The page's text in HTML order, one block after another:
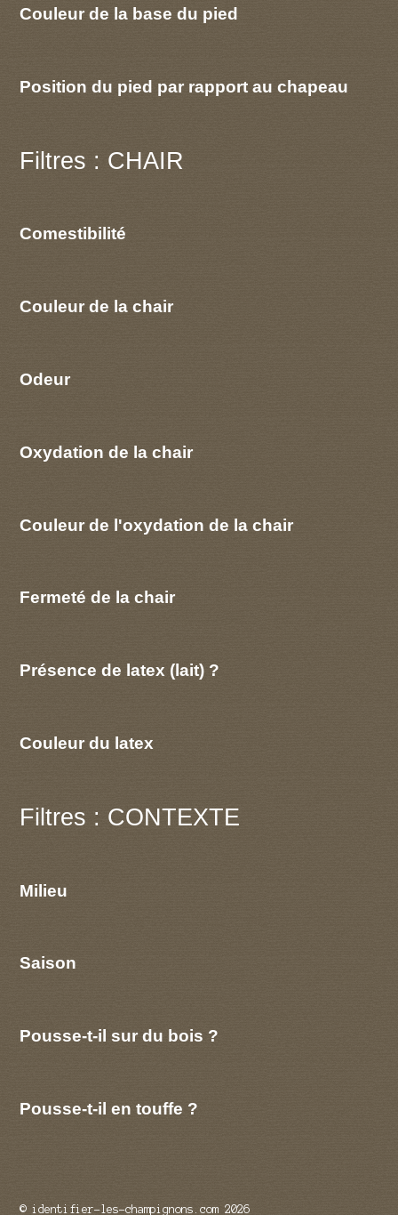
Couleur de la base du pied
Position du pied par rapport au chapeau
Filtres : CHAIR
Comestibilité
Couleur de la chair
Odeur
Oxydation de la chair
Couleur de l'oxydation de la chair
Fermeté de la chair
Présence de latex (lait) ?
Couleur du latex
Filtres : CONTEXTE
Milieu
Saison
Pousse-t-il sur du bois ?
Pousse-t-il en touffe ?
© identifier-les-champignons.com 2026